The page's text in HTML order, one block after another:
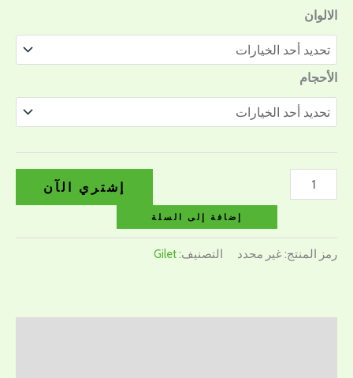
الالوان
الأحجام
إشتري الآن
إضافة إلى السلة
رمز المنتج:غير محدد التصنيف:Gilet